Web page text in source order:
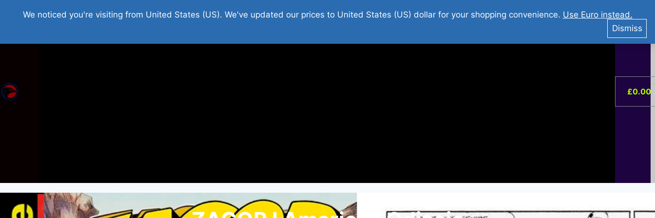
Home Roman Tjedna Besplatni Stripovi Web Shop 2026 O Nama
You Tube : Stripovi Online
£0.00
We noticed you're visiting from United States (US). We've updated our prices to United States (US) dollar for your shopping convenience. Use Euro instead.
Dismiss